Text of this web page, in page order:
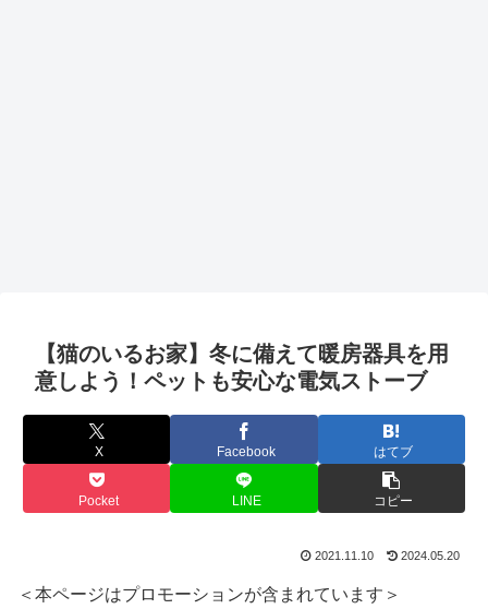
【猫のいるお家】冬に備えて暖房器具を用
意しよう！ペットも安心な電気ストーブ
X Facebook はてブ
Pocket LINE コピー
2021.11.10 2024.05.20
＜本ページはプロモーションが含まれています＞